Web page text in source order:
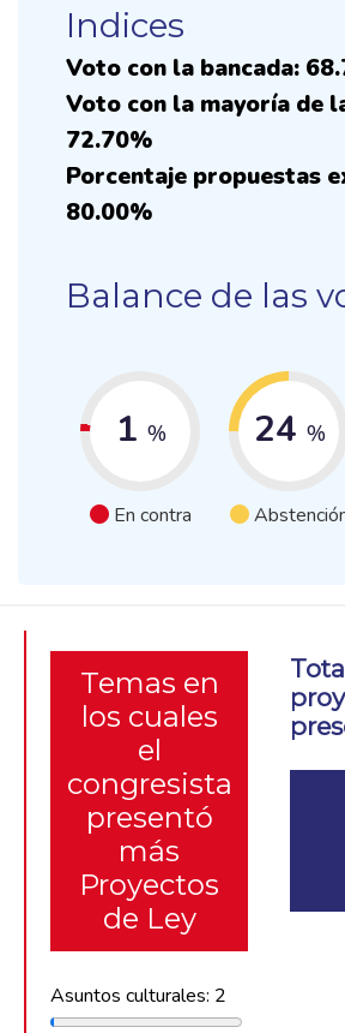
Indices
Voto con la bancada:
Voto con la mayoría de
72.70%
Porcentaje propuestas
80.00%
Balance de las
1 %
En contra
24 %
Temas en
los cuales
el
congresista
presentó
más
Proyectos
de Ley
Asuntos culturales: 2